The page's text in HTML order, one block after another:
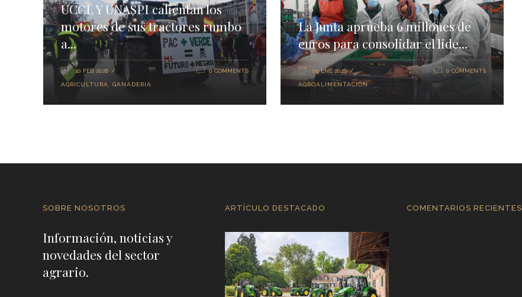
UCCL Y UNASPI calientan los
motores de sus tractores rumbo
a...
10 FEB 2026
AGRICULTURA, GANADERIA
0 COMMENTS
La Junta aprueba 6 millones de
euros para consolidar el lide...
09 ENE 2026
AGROALIMENTACION
0 COMMENTS
SOBRE NOSOTROS
Información, noticias y
novedades del sector
agrario.
ARTÍCULO DESTACADO COMENTARIOS RECIENTES